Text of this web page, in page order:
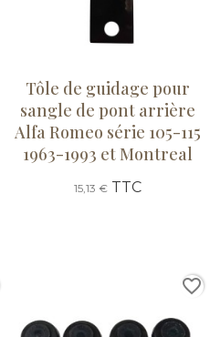
Tôle de guidage pour
sangle de pont arrière
Alfa Romeo série 105-115
1963-1993 et Montreal
15,13 € TTC
favorite_border